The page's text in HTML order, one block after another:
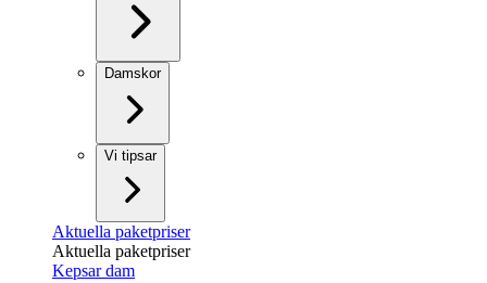
Damskor
Vi tipsar
Aktuella paketpriser
Aktuella paketpriser
Kepsar dam